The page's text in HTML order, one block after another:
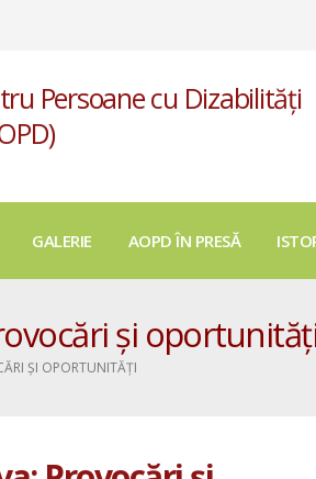
Persoane cu Dizabilități
GALERIE AOPD ÎN PRESĂ
și
ȘI OPORTUNITĂȚI